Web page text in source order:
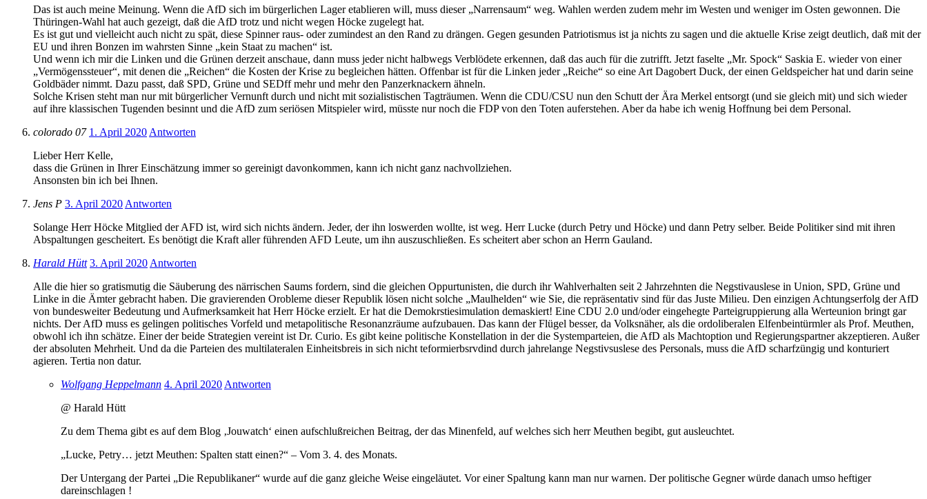
Das ist auch meine Meinung. Wenn die AfD sich im bürgerlichen Lager etablieren will, muss dieser „Narrensaum“ weg. Wahlen werden zudem mehr im Westen und weniger im Osten gewonnen. Die
Thüringen-Wahl hat auch gezeigt, daß die AfD trotz und nicht wegen Höcke zugelegt hat.
Es ist gut und vielleicht auch nicht zu spät, diese Spinner raus- oder zumindest an den Rand zu drängen. Gegen gesunden Patriotismus ist ja nichts zu sagen und die aktuelle Krise zeigt deutlich, daß mit der
EU und ihren Bonzen im wahrsten Sinne „kein Staat zu machen“ ist.
Und wenn ich mir die Linken und die Grünen derzeit anschaue, dann muss jeder nicht halbwegs Verblödete erkennen, daß das auch für die zutrifft. Jetzt faselte „Mr. Spock“ Saskia E. wieder von einer
„Vermögenssteuer“, mit denen die „Reichen“ die Kosten der Krise zu begleichen hätten. Offenbar ist für die Linken jeder „Reiche“ so eine Art Dagobert Duck, der einen Geldspeicher hat und darin seine
Goldbäder nimmt. Dazu passt, daß SPD, Grüne und SEDff mehr und mehr den Panzerknackern ähneln.
Solche Krisen steht man nur mit bürgerlicher Vernunft durch und nicht mit sozialistischen Tagträumen. Wenn die CDU/CSU nun den Schutt der Ära Merkel entsorgt (und sie gleich mit) und sich wieder
auf ihre klassischen Tugenden besinnt und die AfD zum seriösen Mitspieler wird, müsste nur noch die FDP von den Toten auferstehen. Aber da habe ich wenig Hoffnung bei dem Personal.
colorado 07 1. April 2020 Antworten
Lieber Herr Kelle,
dass die Grünen in Ihrer Einschätzung immer so gereinigt davonkommen, kann ich nicht ganz nachvollziehen.
Ansonsten bin ich bei Ihnen.
Jens P 3. April 2020 Antworten
Solange Herr Höcke Mitglied der AFD ist, wird sich nichts ändern. Jeder, der ihn loswerden wollte, ist weg. Herr Lucke (durch Petry und Höcke) und dann Petry selber. Beide Politiker sind mit ihren
Abspaltungen gescheitert. Es benötigt die Kraft aller führenden AFD Leute, um ihn auszuschließen. Es scheitert aber schon an Herrn Gauland.
Harald Hütt 3. April 2020 Antworten
Alle die hier so gratismutig die Säuberung des närrischen Saums fordern, sind die gleichen Oppurtunisten, die durch ihr Wahlverhalten seit 2 Jahrzehnten die Negstivauslese in Union, SPD, Grüne und
Linke in die Ämter gebracht haben. Die gravierenden Orobleme dieser Republik lösen nicht solche „Maulhelden“ wie Sie, die repräsentativ sind für das Juste Milieu. Den einzigen Achtungserfolg der AfD
von bundesweiter Bedeutung und Aufmerksamkeit hat Herr Höcke erzielt. Er hat die Demokrstiesimulation demaskiert! Eine CDU 2.0 und/oder eingehegte Parteigruppierung alla Werteunion bringt gar
nichts. Der AfD muss es gelingen politisches Vorfeld und metapolitische Resonanzräume aufzubauen. Das kann der Flügel besser, da Volksnäher, als die ordoliberalen Elfenbeintürmler als Prof. Meuthen,
obwohl ich ihn schätze. Einer der beide Strategien vereint ist Dr. Curio. Es gibt keine politische Konstellation in der die Systemparteien, die AfD als Machtoption und Regierungspartner akzeptieren. Außer
der absoluten Mehrheit. Und da die Parteien des multilateralen Einheitsbreis in sich nicht teformierbsrvdind durch jahrelange Negstivsuslese des Personals, muss die AfD scharfzüngig und konturiert
agieren. Tertia non datur.
Wolfgang Heppelmann 4. April 2020 Antworten
@ Harald Hütt
Zu dem Thema gibt es auf dem Blog ‚Jouwatch‘ einen aufschlußreichen Beitrag, der das Minenfeld, auf welches sich herr Meuthen begibt, gut ausleuchtet.
„Lucke, Petry… jetzt Meuthen: Spalten statt einen?“ – Vom 3. 4. des Monats.
Der Untergang der Partei „Die Republikaner“ wurde auf die ganz gleiche Weise eingeläutet. Vor einer Spaltung kann man nur warnen. Der politische Gegner würde danach umso heftiger
dareinschlagen !